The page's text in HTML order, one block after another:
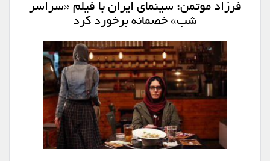
فرزاد موتمن: سینمای ایران با فیلم «سراسر
شب» خصمانه برخورد کرد